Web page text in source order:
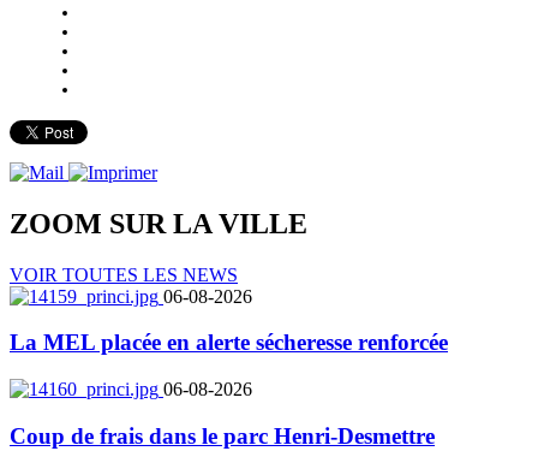
ZOOM SUR LA VILLE
VOIR TOUTES LES NEWS
06-08-2026
La MEL placée en alerte sécheresse renforcée
06-08-2026
Coup de frais dans le parc Henri-Desmettre